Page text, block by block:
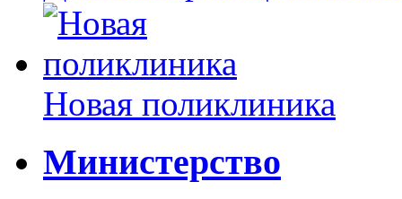
Новая поликлиника
Министерство